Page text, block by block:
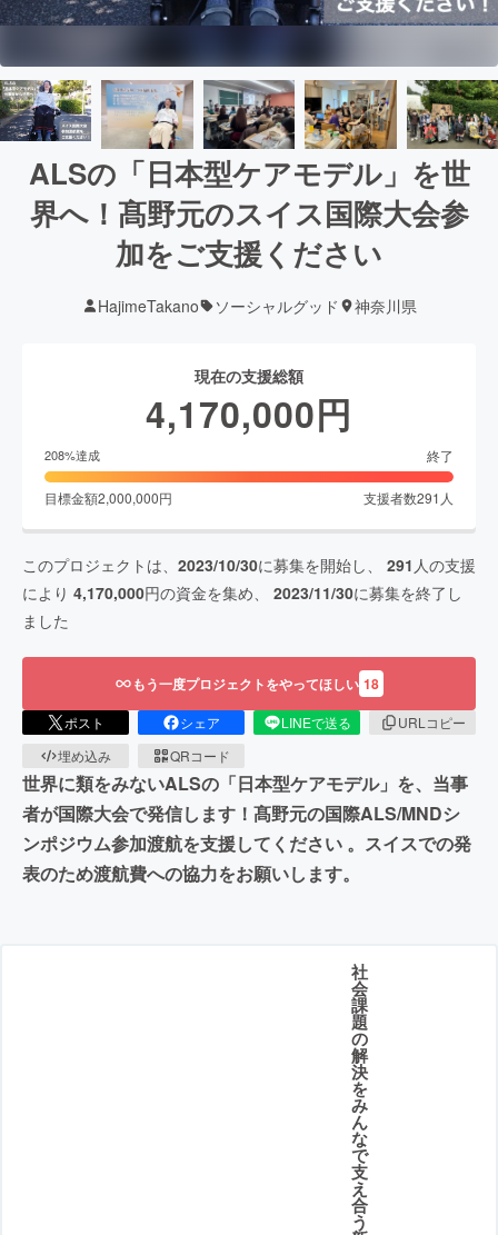
ALSの「日本型ケアモデル」を世
界へ！髙野元のスイス国際大会参
加をご支援ください
HajimeTakano ソーシャルグッド 神奈川県
現在の支援総額
4,170,000円
208%達成 終了
目標金額2,000,000円 支援者数291 人
このプロジェクトは、 2023/10/30に募集を開始し、 291 人の支援
により 4,170,000円の資金を集め、 2023/11/30に募集を終了し
ました
もう一度プロジェクトをやってほしい 18
ポスト シェア LINEで送る
URLコピー
埋め込み
QRコード
世界に類をみないALSの「日本型ケアモデル」を、当事
者が国際大会で発信します！髙野元の国際ALS/MNDシ
ンポジウム参加渡航を支援してください 。スイスでの発
表のため渡航費への協力をお願いします。
社
会
課
題
の
解
決
を
み
ん
な
で
支
え
合
う